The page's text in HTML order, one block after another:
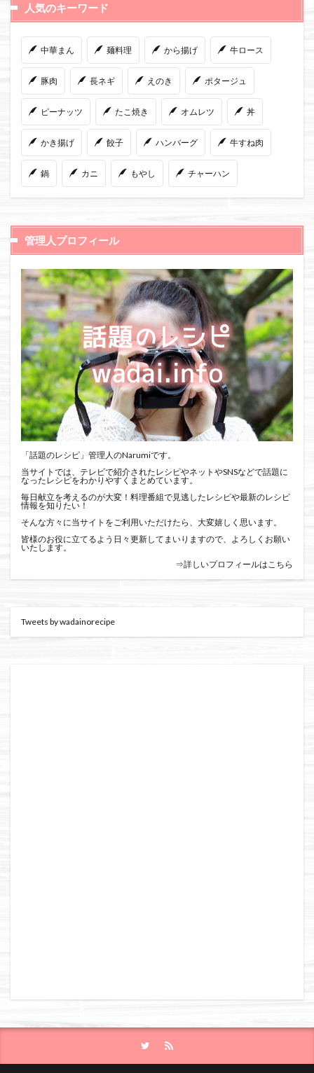
人気のキーワード
中華まん 麺料理 から揚げ 牛ロース
豚肉 長ネギ えのき ポタージュ
ピーナッツ たこ焼き オムレツ 丼
かき揚げ 餃子 ハンバーグ 牛すね肉
鍋 カニ もやし チャーハン
管理人プロフィール
「話題のレシピ」管理人のNarumiです。
当サイトでは、テレビで紹介されたレシピやネットやSNSなどで話題に
なったレシピをわかりやすくまとめています。
毎日献立を考えるのが大変！料理番組で見逃したレシピや最新のレシピ
情報を知りたい！
そんな方々に当サイトをご利用いただけたら、大変嬉しく思います。
皆様のお役に立てるよう日々更新してまいりますので、よろしくお願い
いたします。
⇒詳しいプロフィールはこちら
Tweets by wadainorecipe